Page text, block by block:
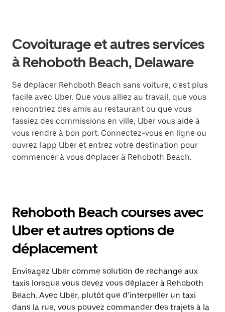
Covoiturage et autres services
à Rehoboth Beach, Delaware
Se déplacer Rehoboth Beach sans voiture, c'est plus
facile avec Uber. Que vous alliez au travail, que vous
rencontriez des amis au restaurant ou que vous
fassiez des commissions en ville, Uber vous aide à
vous rendre à bon port. Connectez-vous en ligne ou
ouvrez l'app Uber et entrez votre destination pour
commencer à vous déplacer à Rehoboth Beach.
Rehoboth Beach courses avec
Uber et autres options de
déplacement
Envisagez Uber comme solution de rechange aux
taxis lorsque vous devez vous déplacer à Rehoboth
Beach. Avec Uber, plutôt que d’interpeller un taxi
dans la rue, vous pouvez commander des trajets à la